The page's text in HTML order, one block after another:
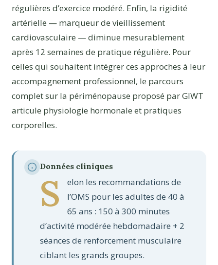
régulières d’exercice modéré. Enfin, la rigidité
artérielle — marqueur de vieillissement
cardiovasculaire — diminue mesurablement
après 12 semaines de pratique régulière. Pour
celles qui souhaitent intégrer ces approches à leur
accompagnement professionnel, le parcours
complet sur la périménopause proposé par GIWT
articule physiologie hormonale et pratiques
corporelles.
Données cliniques
S
elon les recommandations de
l’OMS pour les adultes de 40 à
65 ans : 150 à 300 minutes
d’activité modérée hebdomadaire + 2
séances de renforcement musculaire
ciblant les grands groupes.